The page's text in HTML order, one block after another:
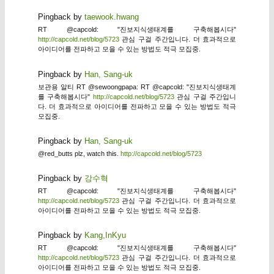
Pingback by taewook.hwang
RT @capcold: "진보지식생태계를 구축해봅시다"
http://capcold.net/blog/5723관심 구걸 주간입니다. 더 효과적으로
아이디어를 전파하고 모을 수 있는 방법도 적극 모집중.
Pingback by Han, Sang-uk
보관용 알티 RT @sewoongpapa: RT @capcold: "진보지식생태계
를 구축해봅시다" http://capcold.net/blog/5723관심 구걸 주간입니
다. 더 효과적으로 아이디어를 전파하고 모을 수 있는 방법도 적극
모집중.
Pingback by Han, Sang-uk
@red_butts plz, watch this. http://capcold.net/blog/5723
Pingback by 강수혁
RT @capcold: "진보지식생태계를 구축해봅시다"
http://capcold.net/blog/5723관심 구걸 주간입니다. 더 효과적으로
아이디어를 전파하고 모을 수 있는 방법도 적극 모집중.
Pingback by Kang,InKyu
RT @capcold: "진보지식생태계를 구축해봅시다"
http://capcold.net/blog/5723관심 구걸 주간입니다. 더 효과적으로
아이디어를 전파하고 모을 수 있는 방법도 적극 모집중.